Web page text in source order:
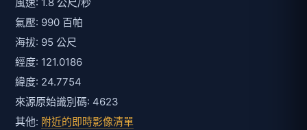
氣壓: 990 百帕
海拔: 95 公尺
經度: 121.0186
緯度: 24.7754
來源原始識別碼: 4623
其他: 附近的即時影像清單